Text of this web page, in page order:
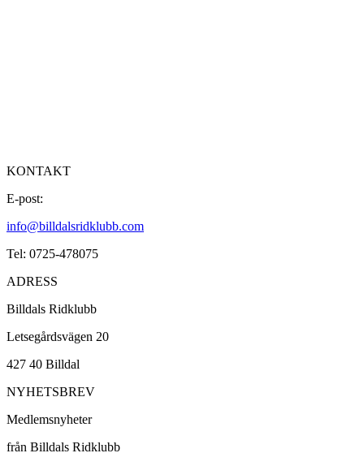
KONTAKT
E-post:
info@billdalsridklubb.com
Tel: 0725-478075
ADRESS
Billdals Ridklubb
Letsegårdsvägen 20
427 40 Billdal
NYHETSBREV
Medlemsnyheter
från Billdals Ridklubb